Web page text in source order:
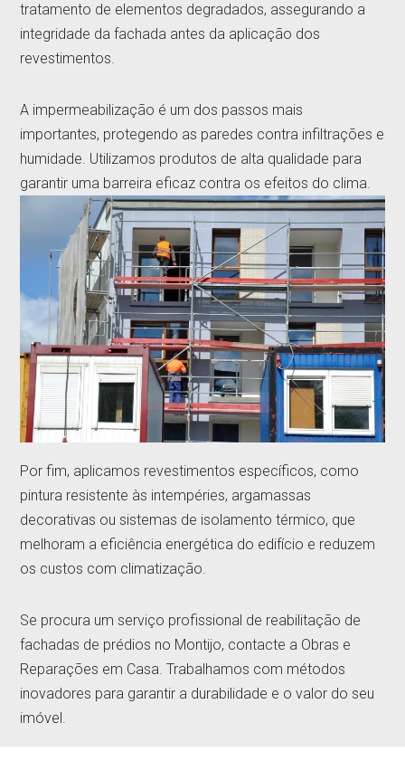
tratamento de elementos degradados, assegurando a
integridade da fachada antes da aplicação dos
revestimentos.
A impermeabilização é um dos passos mais
importantes, protegendo as paredes contra infiltrações e
humidade. Utilizamos produtos de alta qualidade para
garantir uma barreira eficaz contra os efeitos do clima.
Por fim, aplicamos revestimentos específicos, como
pintura resistente às intempéries, argamassas
decorativas ou sistemas de isolamento térmico, que
melhoram a eficiência energética do edifício e reduzem
os custos com climatização.
Se procura um serviço profissional de reabilitação de
fachadas de prédios no Montijo, contacte a Obras e
Reparações em Casa. Trabalhamos com métodos
inovadores para garantir a durabilidade e o valor do seu
imóvel.